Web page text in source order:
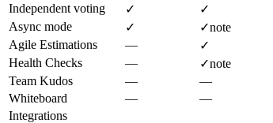
Independent voting
✓
✓
Async mode
✓ ✓note
Agile Estimations
—
✓
Health Checks
— ✓note
Team Kudos
—
—
Whiteboard
—
—
Integrations